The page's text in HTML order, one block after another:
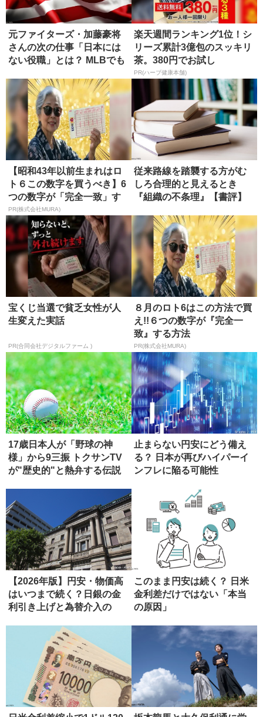
元ファイターズ・加藤豪将
さんの次の仕事「日本には
ない役職」とは？ MLBでも
楽天週間ランキング1位！シ
リーズ累計3億包のスッキリ
茶。380円でお試し
PR(ハーブ健康本舗)
【昭和43年以前生まれはロ
ト６この数字を買うべき】6
つの数字が「完全一致」す
る方...
PR(株式会社MURA)
従来路線を踏襲する方がむ
しろ合理的と見えるとき
『組織の不条理』【書評】
宝くじ当選で貧乏女性が人
生変えた実話
PR(合同会社デジタルファーム )
８月のロト6はこの方法で買
え!!６つの数字が『完全一
致』する方法
PR(株式会社MURA)
17歳日本人が「野球の神
様」から9三振 トクサンTV
が"歴史的"と熱弁する伝説
止まらない円安にどう備え
る？ 日本が再びハイパーイ
ンフレに陥る可能性
【2026年版】円安・物価高
はいつまで続く？日銀の金
利引き上げと為替介入の
このまま円安は続く？ 日米
金利差だけではない「本当
の原因」